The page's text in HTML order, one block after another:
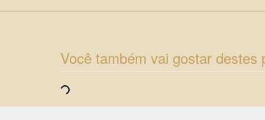
Você também vai gostar destes